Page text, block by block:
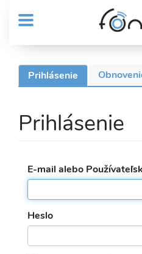
obsah
MENU
Sub
Header
User
account
menu
Primárne
Prihlásenie (aktívna
karta)
Prihlásenie
E-mail alebo
Heslo